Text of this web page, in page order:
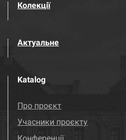
Колекції
Актуальне
Katalog
Про проєкт
Учасники проєкту